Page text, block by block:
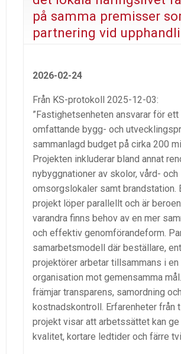
på samma premisser
partnering vid
2026-02-24
Från KS-protokoll 2025-12-03:
”Fastighetsenheten ansvarar för
omfattande bygg- och
sammanlagd budget på cirka 200
Projekten inkluderar bland annat
nybyggnationer av skolor, vård- och
omsorgslokaler samt brandstation.
projekt löper parallellt och är
varandra finns behov av en mer
och effektiv genomförandeform.
samarbetsmodell där beställare,
projektörer arbetar tillsammans i en
organisation mot gemensamma
främjar transparens, samordning
kostnadskontroll. Erfarenheter från
projekt visar att arbetssättet kan ge
kvalitet, kortare ledtider och färre